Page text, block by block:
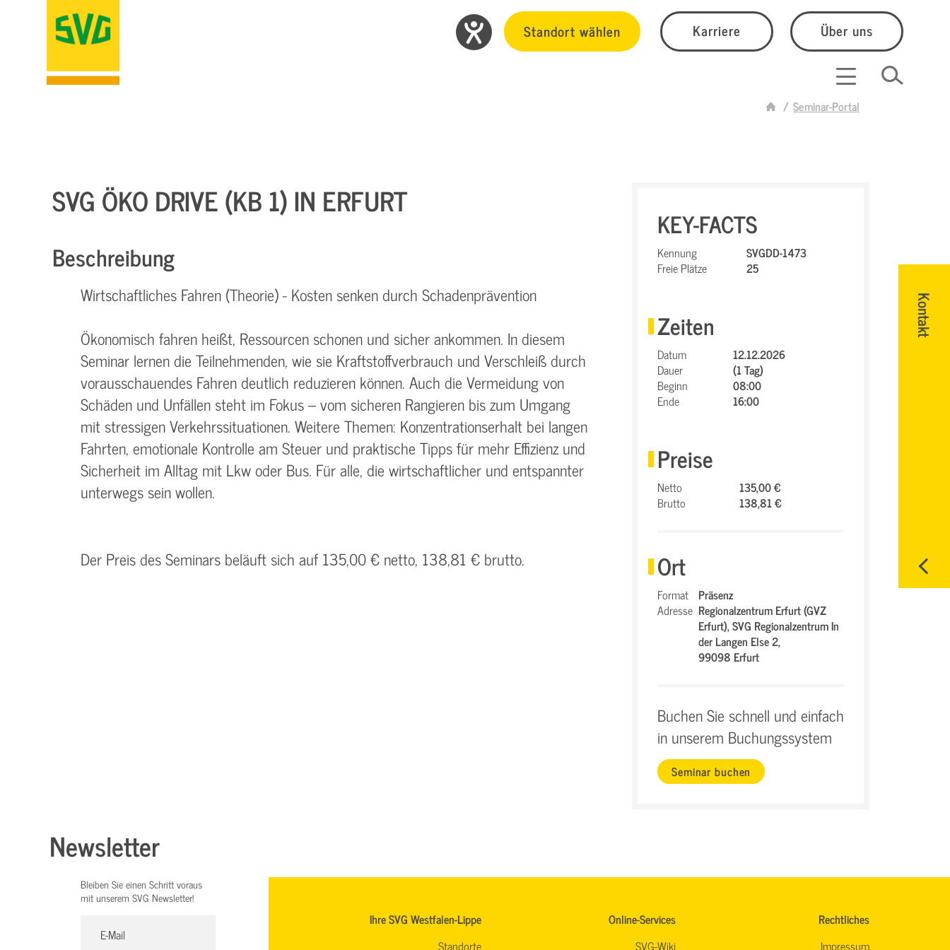
Standort wählen Karriere Über uns
Seminar-Portal
Kontakt
SVG ÖKO DRIVE (KB 1) IN ERFURT
Beschreibung
Wirtschaftliches Fahren (Theorie) - Kosten senken durch Schadenprävention
Ökonomisch fahren heißt, Ressourcen schonen und sicher ankommen. In diesem
Seminar lernen die Teilnehmenden, wie sie Kraftstoffverbrauch und Verschleiß durch
vorausschauendes Fahren deutlich reduzieren können. Auch die Vermeidung von
Schäden und Unfällen steht im Fokus – vom sicheren Rangieren bis zum Umgang
mit stressigen Verkehrssituationen. Weitere Themen: Konzentrationserhalt bei langen
Fahrten, emotionale Kontrolle am Steuer und praktische Tipps für mehr Effizienz und
Sicherheit im Alltag mit Lkw oder Bus. Für alle, die wirtschaftlicher und entspannter
unterwegs sein wollen.
Der Preis des Seminars beläuft sich auf 135,00 € netto, 138,81 € brutto.
KEY-FACTS
Kennung
SVGDD-1473
Freie Plätze
25
Zeiten
Datum
12.12.2026
Dauer
(1 Tag)
Beginn
08:00
Ende
16:00
Preise
Netto
135,00 €
Brutto
138,81 €
Ort
Format Präsenz
Adresse Regionalzentrum Erfurt (GVZ
Erfurt),SVG Regionalzentrum In
der Langen Else 2,
99098 Erfurt
Buchen Sie schnell und einfach
in unserem Buchungssystem
Seminar buchen
Newsletter
Bleiben Sie einen Schritt voraus
mit unserem SVG Newsletter!
Ihre SVG Westfalen-Lippe
Standorte
Online-Services
SVG-Wiki
Rechtliches
Impressum